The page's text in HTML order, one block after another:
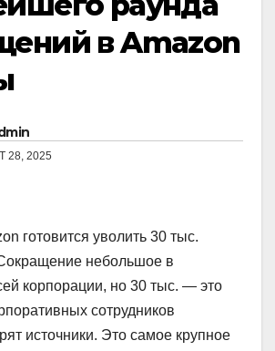
в Amazon
28, 2025
готовится уволить 30 тыс.
небольшое в
корпорации, но 30 тыс. — это
сотрудников
источники. Это самое крупное